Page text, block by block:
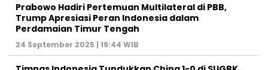
Prabowo Hadiri Pertemuan Multilateral di PBB,
Trump Apresiasi Peran Indonesia dalam
Perdamaian Timur Tengah
24 September 2025 | 19:44 WIB